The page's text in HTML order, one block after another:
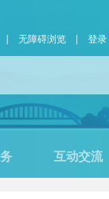
|
无障碍浏览 | 登录
互动交流